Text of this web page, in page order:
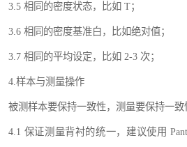
3.5 相同的密度状态，比如 T；
3.6 相同的密度基准白，比如绝对值；
3.7 相同的平均设定，比如 2-3 次；
4.样本与测量操作
被测样本要保持一致性，测量要保持一致
4.1 保证测量背衬的统一，建议使用